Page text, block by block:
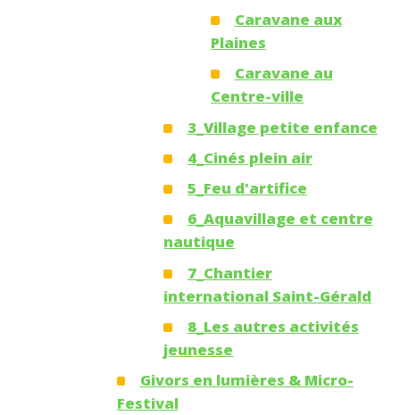
Caravane aux
Plaines
Caravane au
Centre-ville
3_Village petite enfance
4_Cinés plein air
5_Feu d'artifice
6_Aquavillage et centre
nautique
7_Chantier
international Saint-Gérald
8_Les autres activités
jeunesse
Givors en lumières & Micro-
Festival